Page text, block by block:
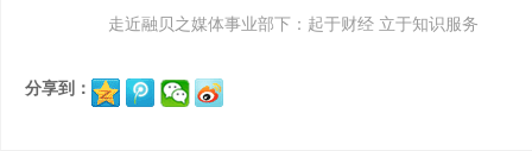
走近融贝之媒体事业部下：起于财经 立于知识服务
分享到：